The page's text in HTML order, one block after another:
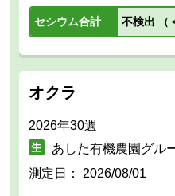
セシウム合計 不検出 （
オクラ
2026年30週
あした有機農園グル
測定日： 2026/08/01